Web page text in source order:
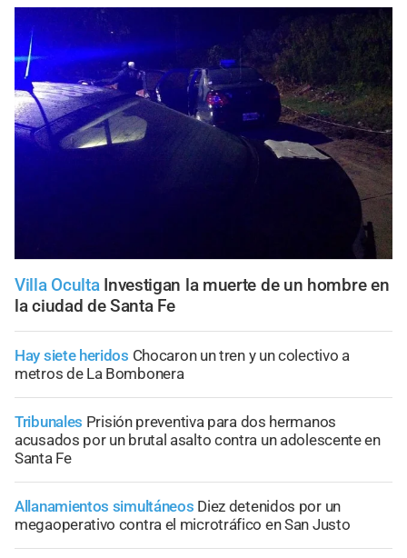
Villa Oculta Investigan la muerte de un hombre en
la ciudad de Santa Fe
Hay siete heridos Chocaron un tren y un colectivo a
metros de La Bombonera
Tribunales Prisión preventiva para dos hermanos
acusados por un brutal asalto contra un adolescente en
Santa Fe
Allanamientos simultáneos Diez detenidos por un
megaoperativo contra el microtráfico en San Justo